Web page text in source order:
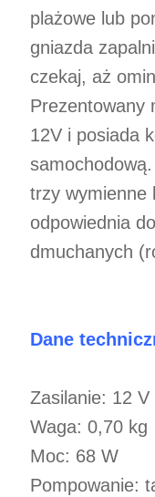
plażowe lub
gniazda
czekaj, aż
Prezentowany
12V i posiada
trzy wymienne
odpowiednia
dmuchanych
Dane
Zasilanie: 12 V
Waga: 0,70 kg
Moc: 68 W
Pompowanie: